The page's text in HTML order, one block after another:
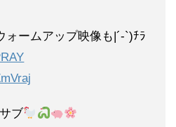
ームアップ映像も|´-`)ﾁﾗ
サブ